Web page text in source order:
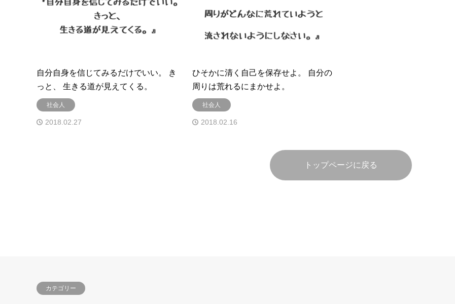
自分自身を信じてみるだけでいい。 き
っと、 生きる道が見えてくる。
社会人
2018.02.27
ひそかに清く自己を保存せよ。 自分の
周りは荒れるにまかせよ。
社会人
2018.02.16
トップページに戻る
カテゴリー